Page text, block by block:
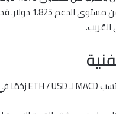
الرئيسي